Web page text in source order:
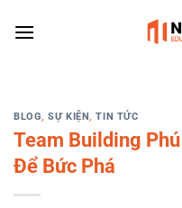
BLOG,SỰ KIỆN,TIN TỨC
Team Building
Để Bức Phá